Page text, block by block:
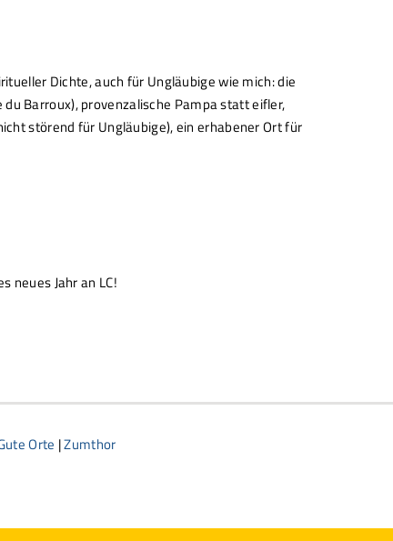
Dichte, auch für Ungläubige wie mich: die
Barroux), provenzalische Pampa statt eifler,
störend für Ungläubige), ein erhabener Ort für
neues Jahr an LC!
Orte |Zumthor